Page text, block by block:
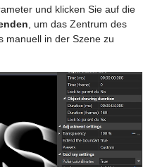
und klicken Sie auf die
, um das Zentrum des
manuell in der Szene zu